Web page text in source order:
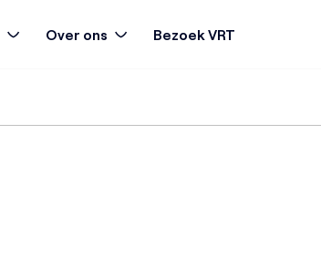
Over ons Bezoek VRT